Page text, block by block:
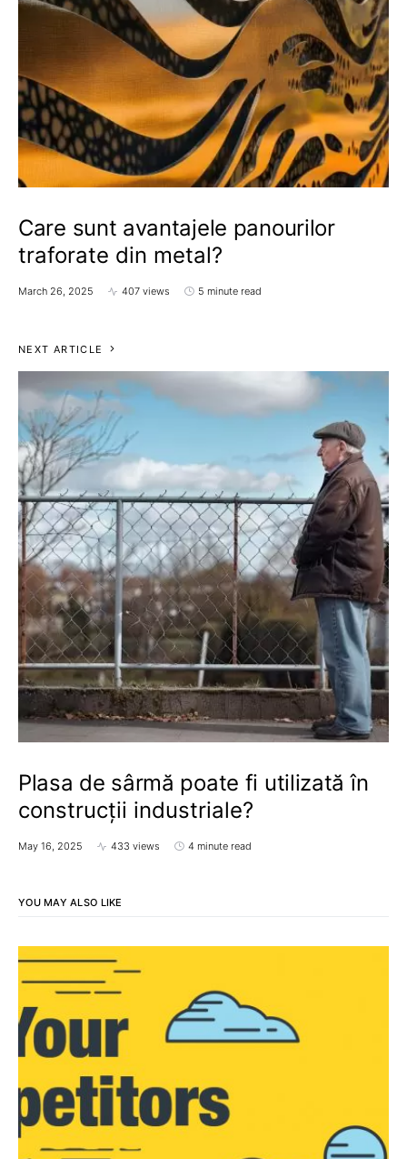
Care sunt avantajele panourilor
traforate din metal?
March 26, 2025 407 views 5 minute read
NEXT ARTICLE
Plasa de sârmă poate fi utilizată în
construcții industriale?
May 16, 2025 433 views 4 minute read
YOU MAY ALSO LIKE